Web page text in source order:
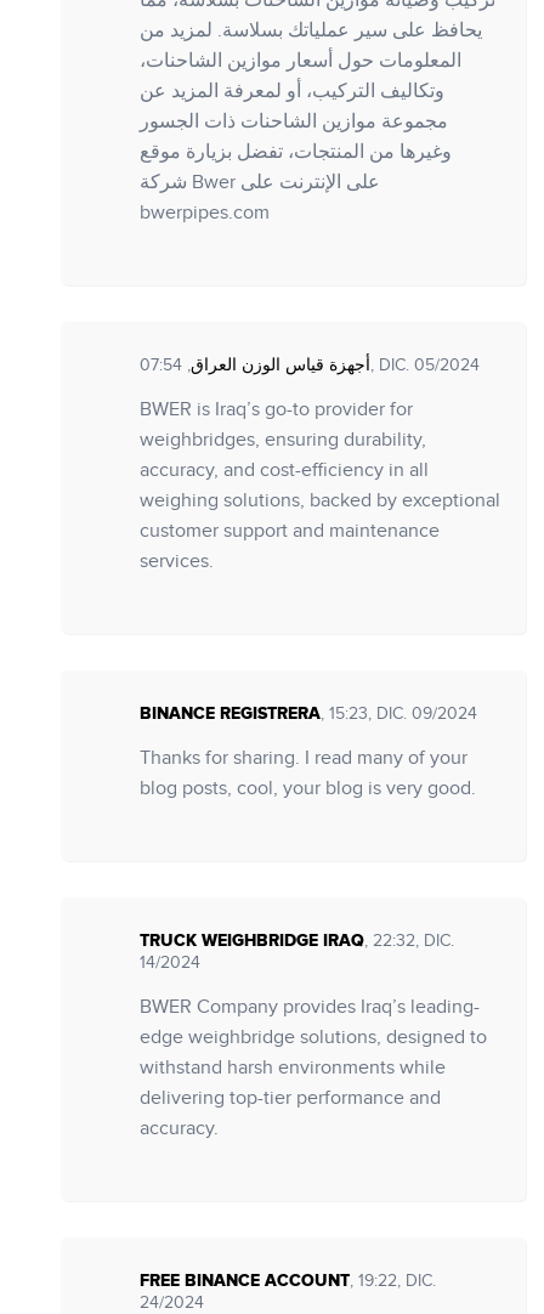
يحافظ على سير عملياتك بسلاسة. لمزيد من
المعلومات حول أسعار موازين الشاحنات،
وتكاليف التركيب، أو لمعرفة المزيد عن
مجموعة موازين الشاحنات ذات الجسور
وغيرها من المنتجات، تفضل بزيارة موقع
شركة Bwer على الإنترنت على
bwerpipes.com
أجهزة قياس الوزن العراق, 07:54, DIC. 05/2024
BWER is Iraq’s go-to provider for
weighbridges, ensuring durability,
accuracy, and cost-efficiency in all
weighing solutions, backed by exceptional
customer support and maintenance
services.
BINANCE REGISTRERA, 15:23, DIC. 09/2024
Thanks for sharing. I read many of your
blog posts, cool, your blog is very good.
TRUCK WEIGHBRIDGE IRAQ, 22:32, DIC.
14/2024
BWER Company provides Iraq’s leading-
edge weighbridge solutions, designed to
withstand harsh environments while
delivering top-tier performance and
accuracy.
FREE BINANCE ACCOUNT, 19:22, DIC.
24/2024